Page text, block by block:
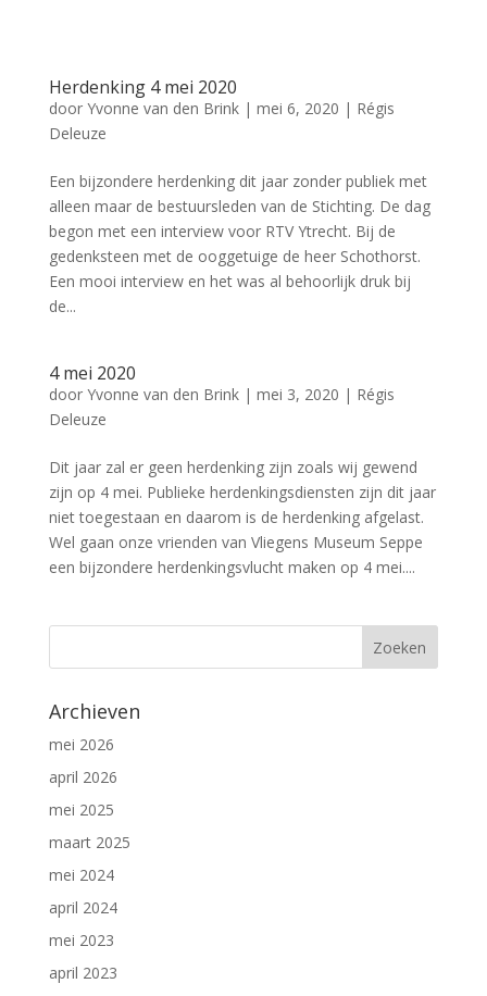
Herdenking 4 mei 2020
door Yvonne van den Brink| mei 6, 2020 | Régis
Deleuze
Een bijzondere herdenking dit jaar zonder publiek met
alleen maar de bestuursleden van de Stichting. De dag
begon met een interview voor RTV Ytrecht. Bij de
gedenksteen met de ooggetuige de heer Schothorst.
Een mooi interview en het was al behoorlijk druk bij
de...
4 mei 2020
door Yvonne van den Brink| mei 3, 2020 | Régis
Deleuze
Dit jaar zal er geen herdenking zijn zoals wij gewend
zijn op 4 mei. Publieke herdenkingsdiensten zijn dit jaar
niet toegestaan en daarom is de herdenking afgelast.
Wel gaan onze vrienden van Vliegens Museum Seppe
een bijzondere herdenkingsvlucht maken op 4 mei....
Archieven
mei 2026
april 2026
mei 2025
maart 2025
mei 2024
april 2024
mei 2023
april 2023